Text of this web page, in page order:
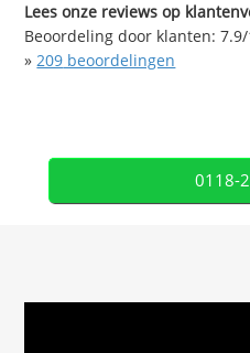
Lees onze reviews op
Beoordeling door klanten:7.9/
»209 beoordelingen
0118-